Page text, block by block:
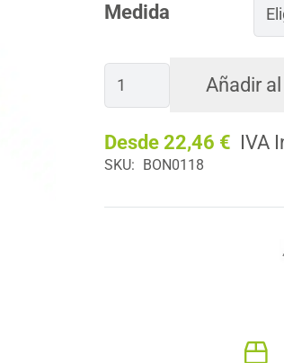
Medida
KIT
Rollo
Añadir
Desde 22,46 €
SKU: BON0118